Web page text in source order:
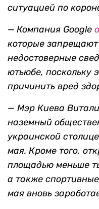
ситуацией по
— Компания Google
которые
недостоверные
ютьюбе, поскольку
причинить вред
— Мэр Киева
наземный
украинской
мая. Кроме того,
площадью меньше
а также
мая вновь